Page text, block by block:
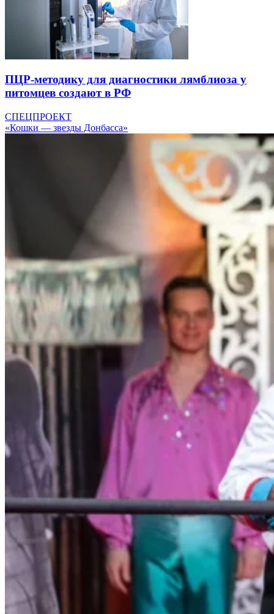
ПЦР-методику для диагностики лямблиоза у
питомцев создают в РФ
СПЕЦПРОЕКТ
«Кошки — звезды Донбасса»